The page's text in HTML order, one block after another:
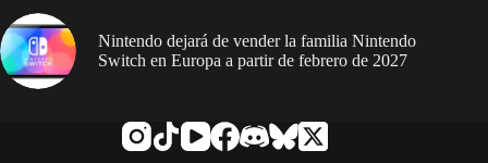
Nintendo dejará de vender la familia Nintendo
Switch en Europa a partir de febrero de 2027